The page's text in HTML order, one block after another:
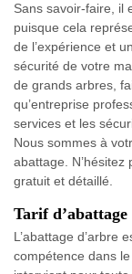
Sans savoir-faire, il
puisque cela
de l’expérience et
sécurité de votre
de grands arbres,
qu’entreprise
services et les
Nous sommes à
abattage.
gratuit et détaillé.
Tarif d’abattage
L’abattage d’arbre
compétence dans